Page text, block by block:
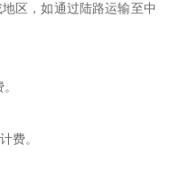
区，如通过陆路运输至中
费。